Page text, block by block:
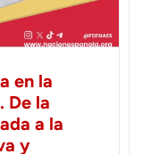
en la
De la
a la
y